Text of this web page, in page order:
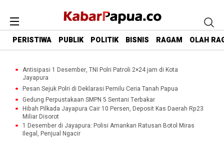
PERISTIWA PUBLIK POLITIK BISNIS RAGAM OLAH
Antisipasi 1 Desember, TNI Polri Patroli 2×24 jam di Kota
Jayapura
Pesan Sejuk Polri di Deklarasi Pemilu Ceria Tanah Papua
Gedung Perpustakaan SMPN 5 Sentani Terbakar
Hibah Pilkada Jayapura Cair 10 Persen, Deposit Kas Daerah Rp23
Miliar Disorot
1 Desember di Jayapura: Polisi Amankan Ratusan Botol Miras
Ilegal, Penjual Ngacir